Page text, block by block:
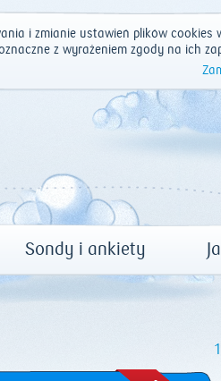
i zmianie ustawień plików cookies
z wyrażeniem zgody na ich
Sondy i ankiety
1